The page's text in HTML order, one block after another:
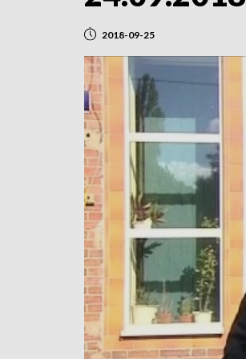
2018-09-25